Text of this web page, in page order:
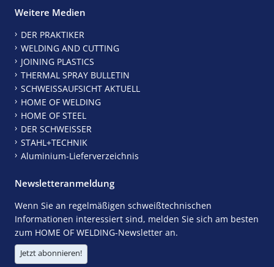
Weitere Medien
DER PRAKTIKER
WELDING AND CUTTING
JOINING PLASTICS
THERMAL SPRAY BULLETIN
SCHWEISSAUFSICHT AKTUELL
HOME OF WELDING
HOME OF STEEL
DER SCHWEISSER
STAHL+TECHNIK
Aluminium-Lieferverzeichnis
Newsletteranmeldung
Wenn Sie an regelmäßigen schweißtechnischen
Informationen interessiert sind, melden Sie sich am besten
zum HOME OF WELDING-Newsletter an.
Jetzt abonnieren!